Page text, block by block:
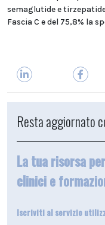
semaglutide e
Fascia C e del 75,8% la
Resta aggiornato
La tua risorsa
clinici e
Iscriviti al servizio